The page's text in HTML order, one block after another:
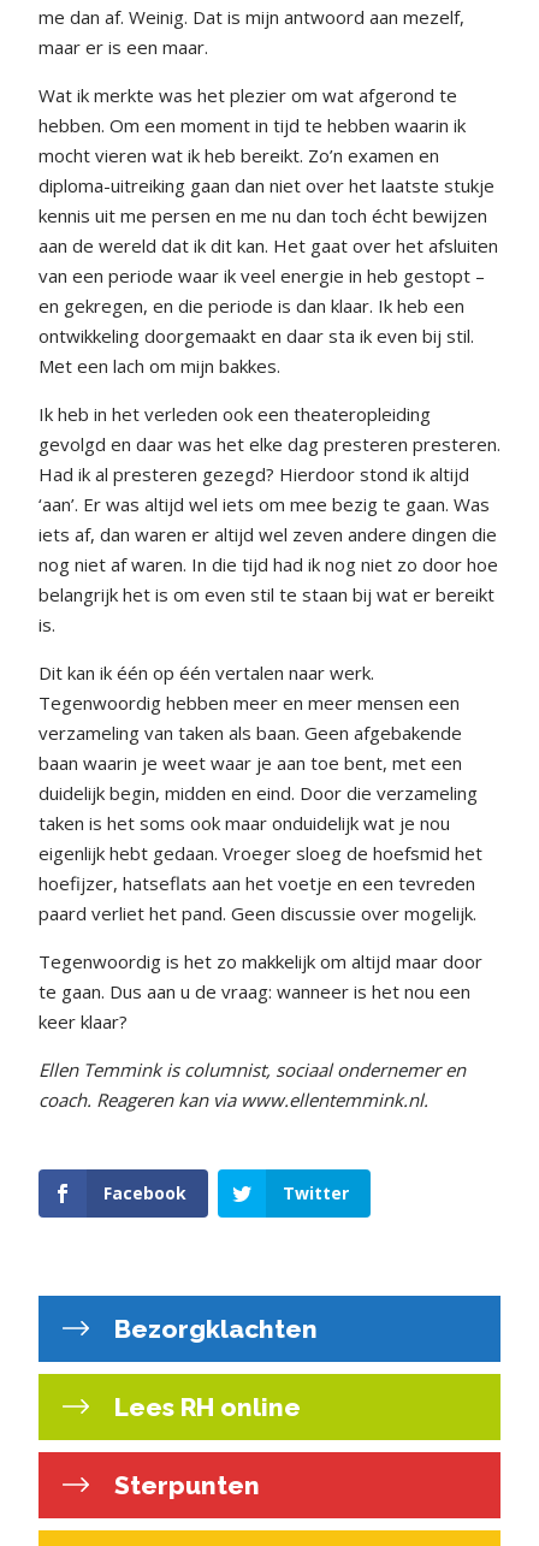
me dan af. Weinig. Dat is mijn antwoord aan mezelf,
maar er is een maar.
Wat ik merkte was het plezier om wat afgerond te
hebben. Om een moment in tijd te hebben waarin ik
mocht vieren wat ik heb bereikt. Zo’n examen en
diploma-uitreiking gaan dan niet over het laatste stukje
kennis uit me persen en me nu dan toch écht bewijzen
aan de wereld dat ik dit kan. Het gaat over het afsluiten
van een periode waar ik veel energie in heb gestopt –
en gekregen, en die periode is dan klaar. Ik heb een
ontwikkeling doorgemaakt en daar sta ik even bij stil.
Met een lach om mijn bakkes.
Ik heb in het verleden ook een theateropleiding
gevolgd en daar was het elke dag presteren presteren.
Had ik al presteren gezegd? Hierdoor stond ik altijd
‘aan’. Er was altijd wel iets om mee bezig te gaan. Was
iets af, dan waren er altijd wel zeven andere dingen die
nog niet af waren. In die tijd had ik nog niet zo door hoe
belangrijk het is om even stil te staan bij wat er bereikt
is.
Dit kan ik één op één vertalen naar werk.
Tegenwoordig hebben meer en meer mensen een
verzameling van taken als baan. Geen afgebakende
baan waarin je weet waar je aan toe bent, met een
duidelijk begin, midden en eind. Door die verzameling
taken is het soms ook maar onduidelijk wat je nou
eigenlijk hebt gedaan. Vroeger sloeg de hoefsmid het
hoefijzer, hatseflats aan het voetje en een tevreden
paard verliet het pand. Geen discussie over mogelijk.
Tegenwoordig is het zo makkelijk om altijd maar door
te gaan. Dus aan u de vraag: wanneer is het nou een
keer klaar?
Ellen Temmink is columnist, sociaal ondernemer en
coach. Reageren kan via www.ellentemmink.nl.
Facebook Twitter
Bezorgklachten
Lees RH online
Sterpunten